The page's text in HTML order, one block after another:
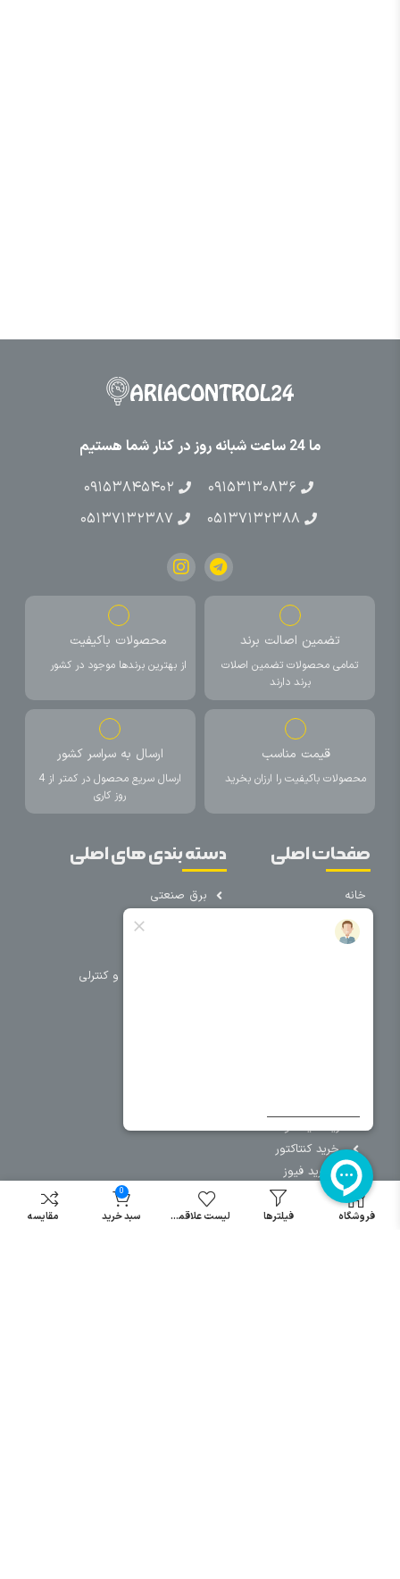
ما 24 ساعت شبانه روز در کنار شما هستیم
۰۹۱۵۳۱۳۰۸۳۶
۰۹۱۵۳۸۴۵۴۰۲
۰۵۱۳۷۱۳۲۳۸۸
۰۵۱۳۷۱۳۲۳۸۷
تضمین اصالت برند
تمامی محصولات تضمین اصلات
برند دارند
محصولات باکیفیت
از بهترین برندها موجود در کشور
قیمت مناسب
محصولات باکیفیت را ارزان بخرید
ارسال به سراسر کشور
ارسال سریع محصول در کمتر از 4
روز کاری
صفحات اصلی
خانه
درباره ما
دسته بندی های اصلی
برق صنعتی
تجهیزات حفاظتی و کنترلی
خرید کلید اتومات
خرید کنتاکتور
خرید فیوز
مینیاتوری
خرید میکرو
فروشگاه فیلترها لیست علاقمندی
0
سبد خرید مقایسه